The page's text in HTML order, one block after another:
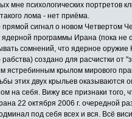
мне психологических
лома - нет приёма.
сигнал о новом Четвертом
ядерной программы Ирана (пока
сомнений, что ядерное
создано для расчистки
ястребинным крылом мирового
этих двух крыльев
на себя. Вижу все признаки
22 октября 2006 г. очередной
под себя всех и вся. Всё